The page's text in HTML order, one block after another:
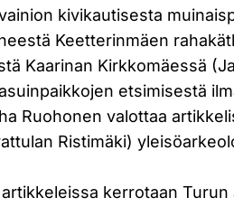
kivikautisesta
Keetterinmäen
Kaarinan Kirkkomäessä
etsimisestä
Ruohonen valottaa
Ristimäki)
kerrotaan Turun